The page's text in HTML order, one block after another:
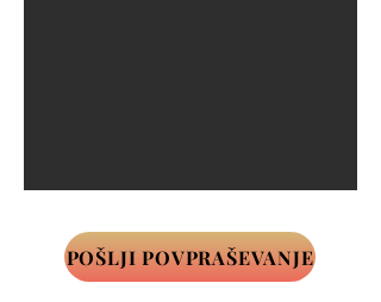
POŠLJI POVPRAŠEVANJE